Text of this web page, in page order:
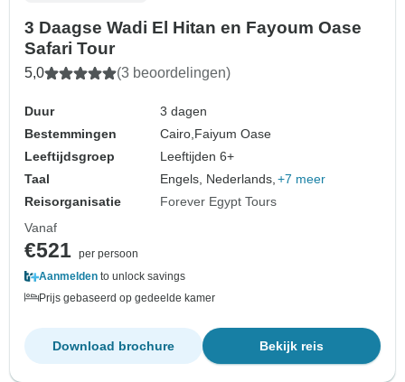
3 Daagse Wadi El Hitan en Fayoum Oase
Safari Tour
5,0 (3 beoordelingen)
Duur
3 dagen
Bestemmingen
Cairo,Faiyum Oase
Leeftijdsgroep
Leeftijden 6+
Taal
Engels, Nederlands, +7 meer
Reisorganisatie
Forever Egypt Tours
Vanaf
€521 per persoon
Aanmelden to unlock savings
Prijs gebaseerd op gedeelde kamer
Bekijk reis
Download brochure